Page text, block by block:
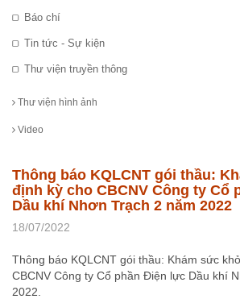
Báo chí
Tin tức - Sự kiện
Thư viện truyền thông
Thư viện hình ảnh
Video
Thông báo KQLCNT gói thầu:
định kỳ cho CBCNV Công ty Cổ
Dầu khí Nhơn Trạch 2 năm 2022
18/07/2022
Thông báo KQLCNT gói thầu: Khám sức
CBCNV Công ty Cổ phần Điện lực Dầu khí
2022.